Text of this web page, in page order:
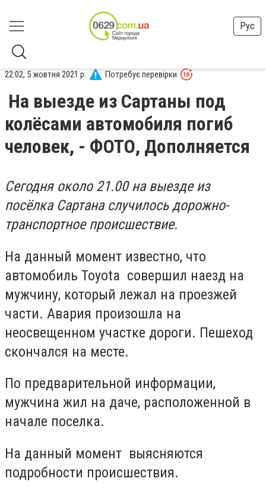
Рус
22:02, 5 жовтня 2021 р. Потребує перевірки
На выезде из Сартаны под
колёсами автомобиля погиб
человек, - ФОТО, Дополняется
Сегодня около 21.00 на выезде из
посёлка Сартана случилось дорожно-
транспортное происшествие.
На данный момент известно, что
автомобиль Toyota совершил наезд на
мужчину, который лежал на проезжей
части. Авария произошла на
неосвещенном участке дороги. Пешеход
скончался на месте.
По предварительной информации,
мужчина жил на даче, расположенной в
начале поселка.
На данный момент выясняются
подробности происшествия.